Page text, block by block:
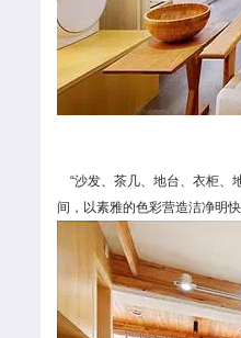
“沙发、茶几、地台、衣柜、
间，以素雅的色彩营造洁净明